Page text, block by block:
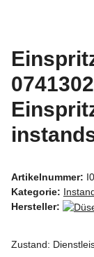
Artikelnummer:
Kategorie:
Hersteller:
Zustand: